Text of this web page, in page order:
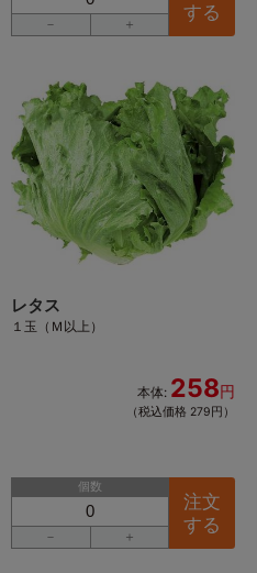
－ ＋
する
レタス
１玉（Ｍ以上）
本体: 258円
（税込価格 279円）
個数
－ ＋
注文
する